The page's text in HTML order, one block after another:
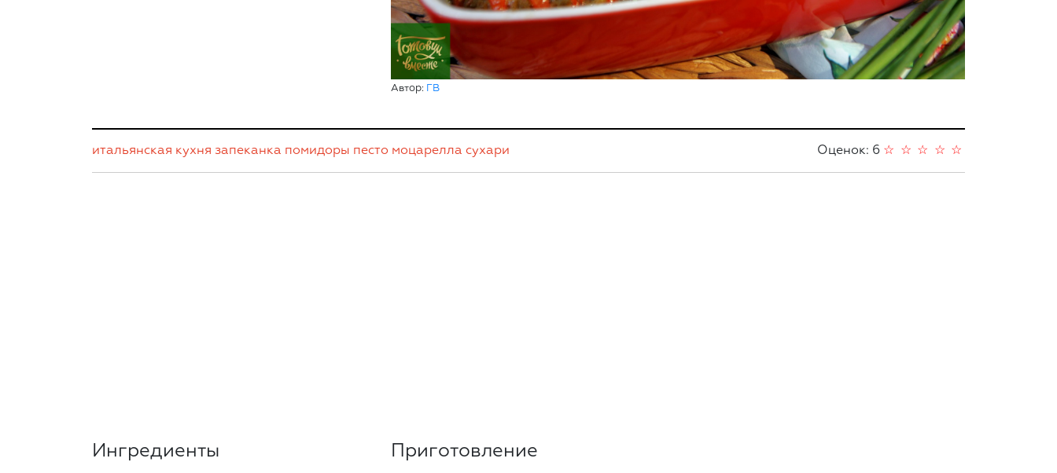
Автор: ГВ
итальянская кухня запеканка помидоры песто моцарелла сухари Оценок: 6 ☆
☆
☆
☆
☆
Ингредиенты Приготовление